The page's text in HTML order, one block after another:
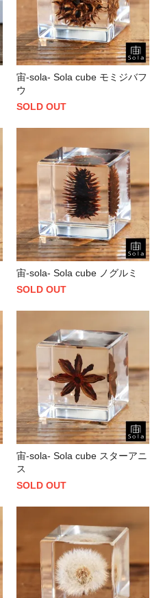
宙-sola- Sola cube モミジバフ
ウ
SOLD OUT
宙-sola- Sola cube ノグルミ
SOLD OUT
宙-sola- Sola cube スターアニ
ス
SOLD OUT